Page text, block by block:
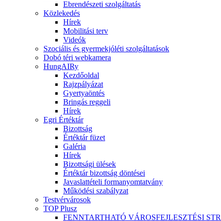
Ebrendészeti szolgáltatás
Közlekedés
Hírek
Mobilitási terv
Videók
Szociális és gyermekjóléti szolgáltatások
Dobó téri webkamera
HungAIRy
Kezdőoldal
Rajzpályázat
Gyertyaöntés
Bringás reggeli
Hírek
Egri Értéktár
Bizottság
Értéktár füzet
Galéria
Hírek
Bizottsági ülések
Értéktár bizottság döntései
Javaslattételi formanyomtatvány
Működési szabályzat
Testvérvárosok
TOP Plusz
FENNTARTHATÓ VÁROSFEJLESZTÉSI